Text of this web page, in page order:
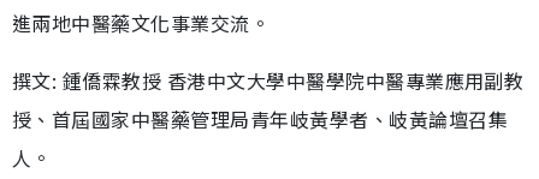
進兩地中醫藥文化事業交流。
撰文: 鍾僑霖教授 香港中文大學中醫學院中醫專業應用副教
授、首屆國家中醫藥管理局青年岐黃學者、岐黃論壇召集
人。